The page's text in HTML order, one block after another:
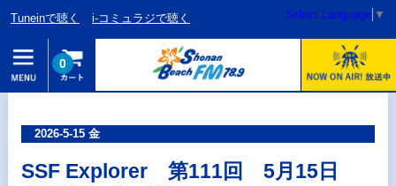
Tuneinで聴く i-コミュラジで聴く Select Language ▼
0
2026-5-15 金
SSF Explorer 第111回 5月15日